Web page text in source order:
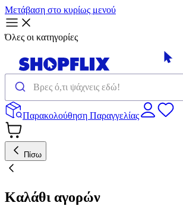
Μετάβαση στο κυρίως μενού
Όλες οι κατηγορίες
Παρακολούθηση Παραγγελίας
Πίσω
Καλάθι αγορών